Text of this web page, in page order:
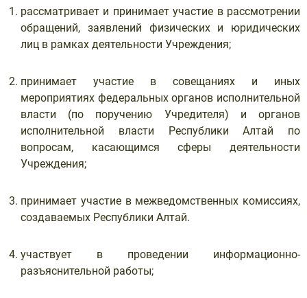
рассматривает и принимает участие в рассмотрении
обращений, заявлений физических и юридических
лиц в рамках деятельности Учреждения;
принимает участие в совещаниях и иных
мероприятиях федеральных органов исполнительной
власти (по поручению Учредителя) и органов
исполнительной власти Республики Алтай по
вопросам, касающимся сферы деятельности
Учреждения;
принимает участие в межведомственных комиссиях,
создаваемых Республики Алтай.
участвует в проведении информационно-
разъяснительной работы;